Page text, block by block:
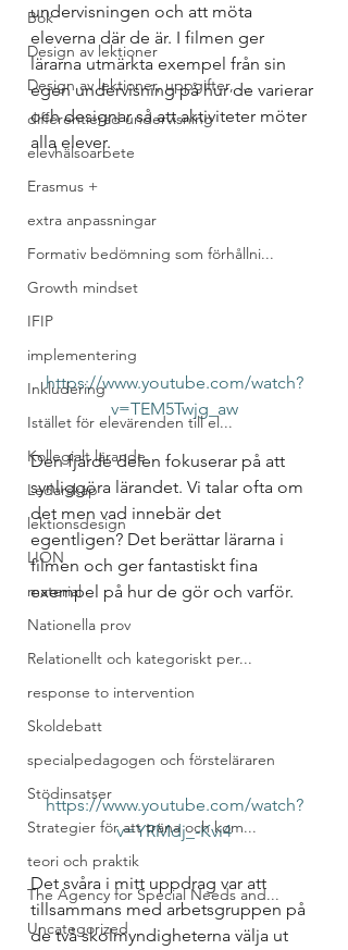
Bok
Design av lektioner
Design av lektioner, uppgifter, ...
differentierad undervisning
elevhälsoarbete
Erasmus +
extra anpassningar
Formativ bedömning som förhållni...
Growth mindset
IFIP
implementering
Inkludering
Istället för elevärenden till el...
Kollegialt lärande
Ledarskap
lektionsdesign
LION
material
Nationella prov
Relationellt och kategoriskt per...
response to intervention
Skoldebatt
specialpedagogen och försteläraren
Stödinsatser
Strategier för att träna och kom...
teori och praktik
The Agency for Special Needs and...
Uncategorized
undervisningen och att möta
eleverna där de är. I filmen ger
lärarna utmärkta exempel från sin
egen undervisning på hur de varierar
och designar så att aktiviteter möter
alla elever.
https://www.youtube.com/watch?
v=TEM5Twjg_aw
Den fjärde delen fokuserar på att
synliggöra lärandet. Vi talar ofta om
det men vad innebär det
egentligen? Det berättar lärarna i
filmen och ger fantastiskt fina
exempel på hur de gör och varför.
https://www.youtube.com/watch?
v=YRMdj_-Kvi4
Det svåra i mitt uppdrag var att
tillsammans med arbetsgruppen på
de två skolmyndigheterna välja ut